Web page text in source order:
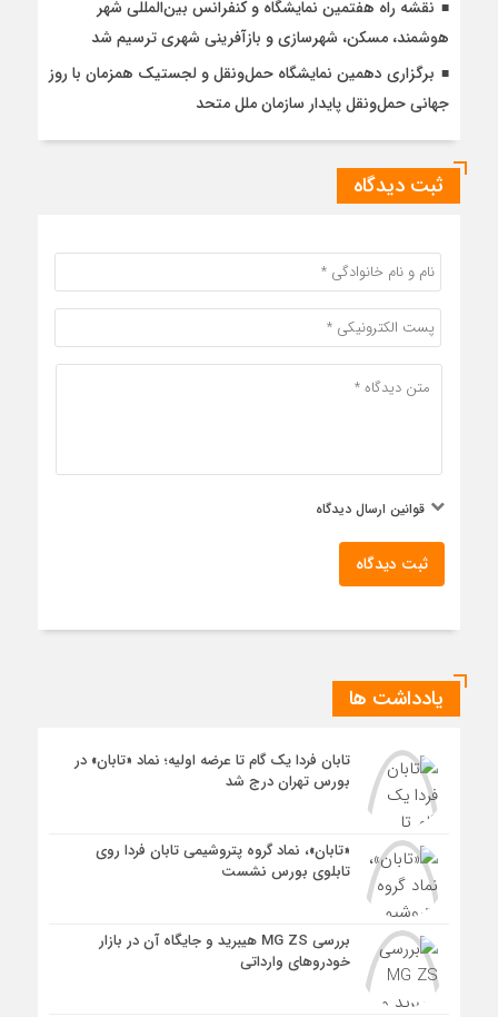
نقشه راه هفتمین نمایشگاه و کنفرانس بین‌المللی شهر
هوشمند، مسکن، شهرسازی و بازآفرینی شهری ترسیم شد
برگزاری دهمین نمایشگاه حمل‌ونقل و لجستیک همزمان با روز
جهانی حمل‌ونقل پایدار سازمان ملل متحد
ثبت دیدگاه
قوانین ارسال دیدگاه
ثبت دیدگاه
یادداشت ها
تابان فردا یک گام تا عرضه اولیه؛ نماد «تابان» در
بورس تهران درج شد
«تابان»، نماد گروه پتروشیمی تابان فردا روی
تابلوی بورس نشست
بررسی MG ZS هیبرید و جایگاه آن در بازار
خودروهای وارداتی